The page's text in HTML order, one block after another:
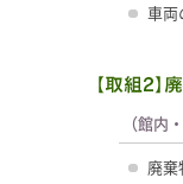
車両
（館内
廃